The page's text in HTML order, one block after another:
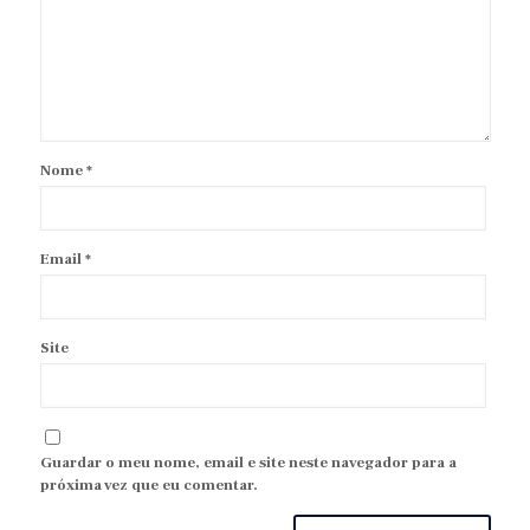
Nome*
Email*
Site
Guardar o meu nome, email e site neste navegador para a
próxima vez que eu comentar.